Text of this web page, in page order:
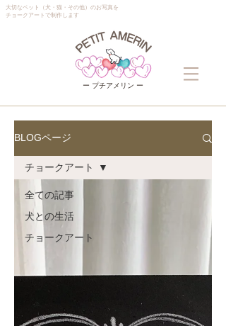
大切なペット（犬・猫・その他）のお写真を
チョークアートで制作します
ー プチアメリン ー
BLOGページ
全ての記事
犬との生活
チョークアート
チョークアート